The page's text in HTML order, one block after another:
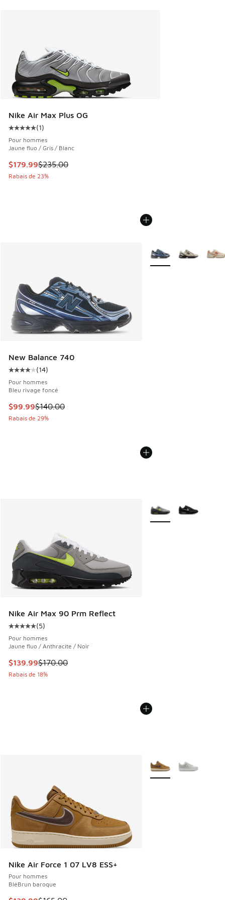
Nike Air Max Plus OG
Cote moyenne du client - [5 sur 5 étoiles], 1 commentaires
(1)
Pour hommes
Jaune fluo / Gris / Blanc
Cet article est en solde. Le prix est passé de $235.00 à
$179.99$235.00
Rabais de 23%
New Balance 740
Cote moyenne du client - [4 sur 5 étoiles], 14
(14)
Pour hommes
Bleu rivage foncé
Cet article est en solde. Le prix est passé de $140.00 à
$99.99$140.00
Rabais de 29%
Plus de couleurs
Nike Air Max 90 Prm Reflect
Cote moyenne du client - [5 sur 5 étoiles], 5 commentaires
(5)
Pour hommes
Jaune fluo / Anthracite / Noir
Cet article est en solde. Le prix est passé de $170.00 à
$139.99$170.00
Rabais de 18%
Plus de couleurs
Nike Air Force 1 07 LV8 ESS+
Pour hommes
BléBrun baroque
Plus de couleurs